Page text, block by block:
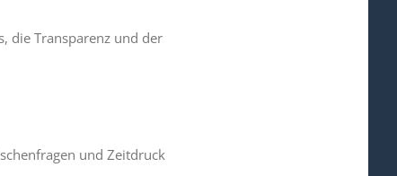
die Transparenz und der
und Zeitdruck